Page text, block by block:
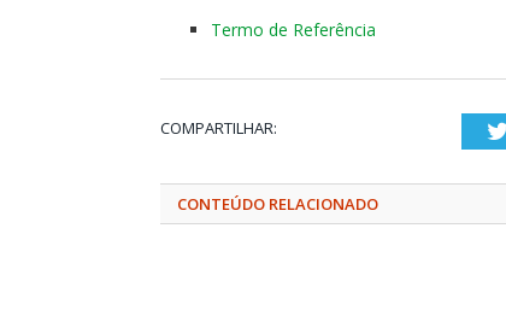
Termo de Referência
COMPARTILHAR:
CONTEÚDO RELACIONADO